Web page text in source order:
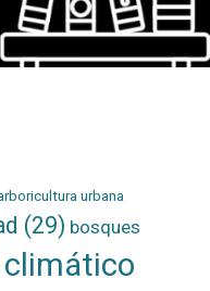
urbana
(29) bosques
climático